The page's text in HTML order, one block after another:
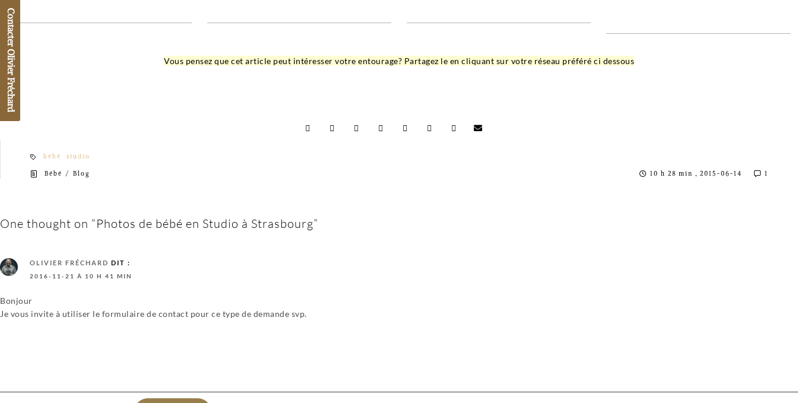
Vous pensez que cet article peut intéresser votre entourage? Partagez le en cliquant sur votre réseau préféré ci dessous
bébé studio
Bébé / Blog 10 h 28 min , 2015-06-14 1
One thought on “Photos de bébé en Studio à Strasbourg”
OLIVIER FRÉCHARD DIT :
2016-11-21 À 10 H 41 MIN
Bonjour
Je vous invite à utiliser le formulaire de contact pour ce type de demande svp.
Contacter Olivier Fréchard